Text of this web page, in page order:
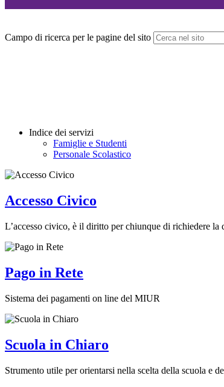
Campo di ricerca per le pagine del sito
Indice dei servizi
Famiglie e Studenti
Personale Scolastico
Accesso Civico
L’accesso civico, è il diritto per chiunque di richiedere
Pago in Rete
Sistema dei pagamenti on line del MIUR
Scuola in Chiaro
Strumento utile per orientarsi nella scelta della scuola e